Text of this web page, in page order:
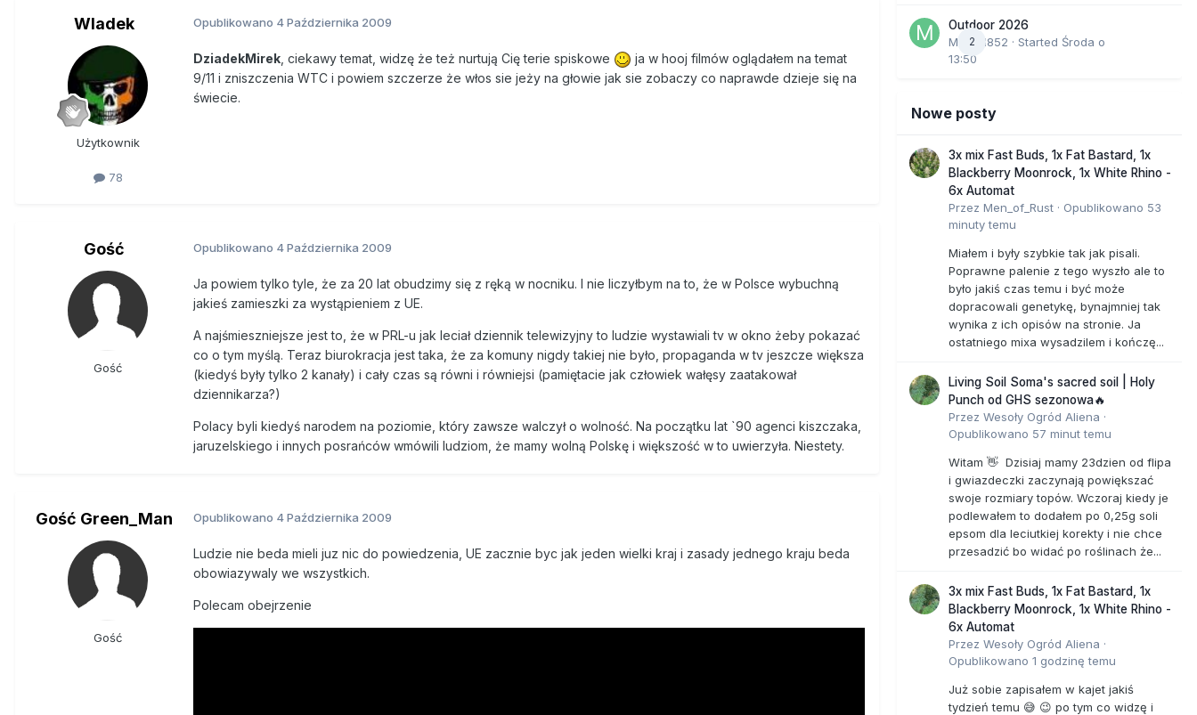
Wladek
Użytkownik
78
Opublikowano 4 Października 2009
DziadekMirek , ciekawy temat, widzę że też nurtują Cię terie spiskowe
ja w hooj filmów oglądałem na temat
9/11 i zniszczenia WTC i powiem szczerze że włos sie jeży na głowie jak sie zobaczy co naprawde dzieje się na
świecie.
Gość
Gość
Opublikowano 4 Października 2009
Ja powiem tylko tyle, że za 20 lat obudzimy się z ręką w nocniku. I nie liczyłbym na to, że w Polsce wybuchną
jakieś zamieszki za wystąpieniem z UE.
A najśmieszniejsze jest to, że w PRL-u jak leciał dziennik telewizyjny to ludzie wystawiali tv w okno żeby pokazać
co o tym myślą. Teraz biurokracja jest taka, że za komuny nigdy takiej nie było, propaganda w tv jeszcze większa
(kiedyś były tylko 2 kanały) i cały czas są równi i równiejsi (pamiętacie jak człowiek wałęsy zaatakował
dziennikarza?)
Polacy byli kiedyś narodem na poziomie, który zawsze walczył o wolność. Na początku lat `90 agenci kiszczaka,
jaruzelskiego i innych posrańców wmówili ludziom, że mamy wolną Polskę i większość w to uwierzyła. Niestety.
Gość Green_Man
Gość
Opublikowano 4 Października 2009
Ludzie nie beda mieli juz nic do powiedzenia, UE zacznie byc jak jeden wielki kraj i zasady jednego kraju beda
obowiazywaly we wszystkich.
Polecam obejrzenie
2
Outdoor 2026
Marcel852 · Started Środa o
13:50
Nowe posty
3x mix Fast Buds, 1x Fat Bastard, 1x
Blackberry Moonrock, 1x White Rhino -
6x Automat
Przez Men_of_Rust · Opublikowano 53
minuty temu
Miałem i były szybkie tak jak pisali.
Poprawne palenie z tego wyszło ale to
było jakiś czas temu i być może
dopracowali genetykę, bynajmniej tak
wynika z ich opisów na stronie. Ja
ostatniego mixa wysadzilem i kończę...
Living Soil Soma's sacred soil | Holy
Punch od GHS sezonowa🔥
Przez Wesoły Ogród Aliena ·
Opublikowano 57 minut temu
Witam 👋 Dzisiaj mamy 23dzien od flipa
i gwiazdeczki zaczynają powiększać
swoje rozmiary topów. Wczoraj kiedy je
podlewałem to dodałem po 0,25g soli
epsom dla leciutkiej korekty i nie chce
przesadzić bo widać po roślinach że...
3x mix Fast Buds, 1x Fat Bastard, 1x
Blackberry Moonrock, 1x White Rhino -
6x Automat
Przez Wesoły Ogród Aliena ·
Opublikowano 1 godzinę temu
Już sobie zapisałem w kajet jakiś
tydzień temu 😅 😉 po tym co widzę i